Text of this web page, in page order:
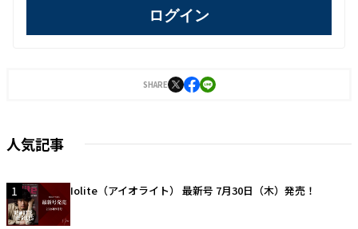
ログイン
SHARE
人気記事
1 Iolite（アイオライト） 最新号 7月30日（木）発売！